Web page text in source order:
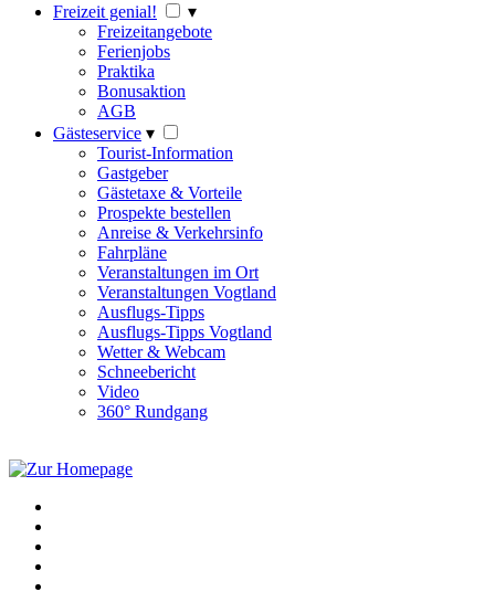
Freizeit genial!
▾
Freizeitangebote
Ferienjobs
Praktika
Bonusaktion
AGB
Gästeservice ▾
Tourist-Information
Gastgeber
Gästetaxe & Vorteile
Prospekte bestellen
Anreise & Verkehrsinfo
Fahrpläne
Veranstaltungen im Ort
Veranstaltungen Vogtland
Ausflugs-Tipps
Ausflugs-Tipps Vogtland
Wetter & Webcam
Schneebericht
Video
360° Rundgang